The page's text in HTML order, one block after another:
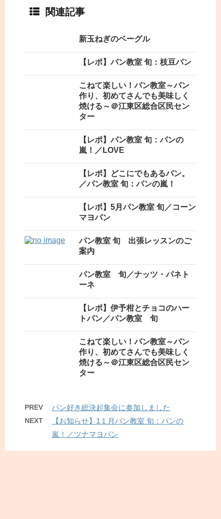
関連記事
新玉ねぎのベーグル
【レポ】パン教室 旬：枝豆パン
こねて楽しい！パン教室～パン
作り、初めてさんでも美味しく
焼ける～＠江東区総合区民セン
ター
【レポ】パン教室 旬：パンの
嵐！／LOVE
【レポ】どこにでもあるパン。
／パン教室 旬：パンの嵐！
【レポ】5月パン教室 旬／コーン
マヨパン
パン教室 旬 出張レッスンのご
案内
パン教室 旬／ナッツ・パネト
ーネ
【レポ】伊予柑とチョコのハー
トパン／パン教室 旬
こねて楽しい！パン教室～パン
作り、初めてさんでも美味しく
焼ける～＠江東区総合区民セン
ター
PREV パン好き総決起集会に参加しました
NEXT
【お知らせ】1１月パン教室 旬：パンの
嵐！／ツナマヨパン